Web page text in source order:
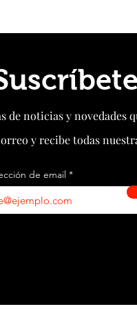
drones y eleva la
de noticias y novedades
y recibe todas
de email